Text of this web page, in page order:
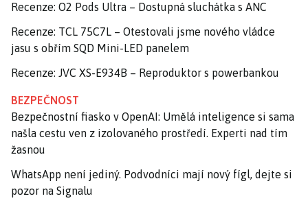
Recenze: O2 Pods Ultra – Dostupná sluchátka s ANC
Recenze: TCL 75C7L – Otestovali jsme nového vládce
jasu s obřím SQD Mini-LED panelem
Recenze: JVC XS-E934B – Reproduktor s powerbankou
BEZPEČNOST
Bezpečnostní fiasko v OpenAI: Umělá inteligence si sama
našla cestu ven z izolovaného prostředí. Experti nad tím
žasnou
WhatsApp není jediný. Podvodníci mají nový fígl, dejte si
pozor na Signalu